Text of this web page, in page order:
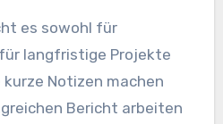
es sowohl für
langfristige Projekte
kurze Notizen machen
Bericht arbeiten